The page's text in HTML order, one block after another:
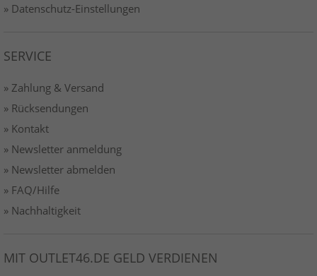
» Datenschutz-Einstellungen
SERVICE
» Zahlung & Versand
» Rücksendungen
» Kontakt
» Newsletter anmeldung
» Newsletter abmelden
» FAQ/Hilfe
» Nachhaltigkeit
MIT OUTLET46.DE GELD VERDIENEN